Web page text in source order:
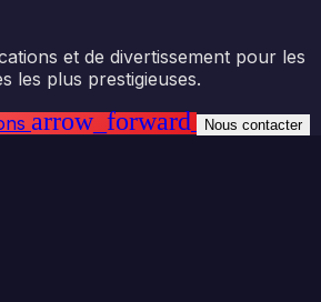
et de divertissement pour les
les plus prestigieuses.
arrow_forward Nous contacter